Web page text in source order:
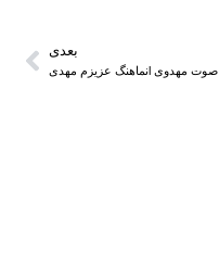
بعدی
صوت مهدوی lنماهنگ عزیزم مهدی